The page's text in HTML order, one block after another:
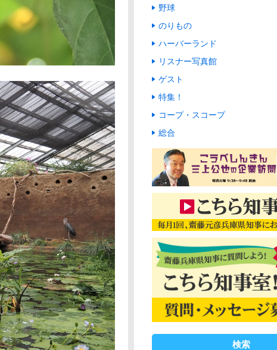
野球
のりもの
ハーバーランド
リスナー写真館
ゲスト
特集！
コープ・スコープ
総合
検索